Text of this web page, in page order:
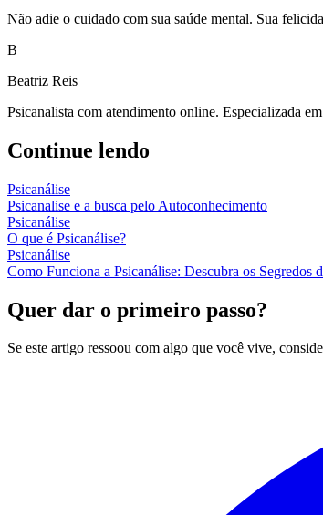
Não adie o cuidado com sua saúde mental. Sua
B
Beatriz Reis
Psicanalista com atendimento online. Especializada
Continue lendo
Psicanálise
Psicanalise e a busca pelo Autoconhecimento
Psicanálise
O que é Psicanálise?
Psicanálise
Como Funciona a Psicanálise: Descubra os Segredos
Quer dar o primeiro passo?
Se este artigo ressoou com algo que você vive,